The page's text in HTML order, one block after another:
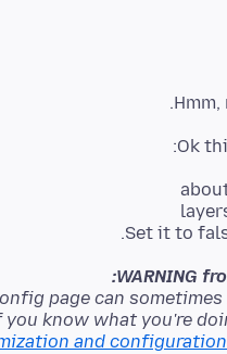
Ok
Set it to
WARNING
page can
know what you're
and